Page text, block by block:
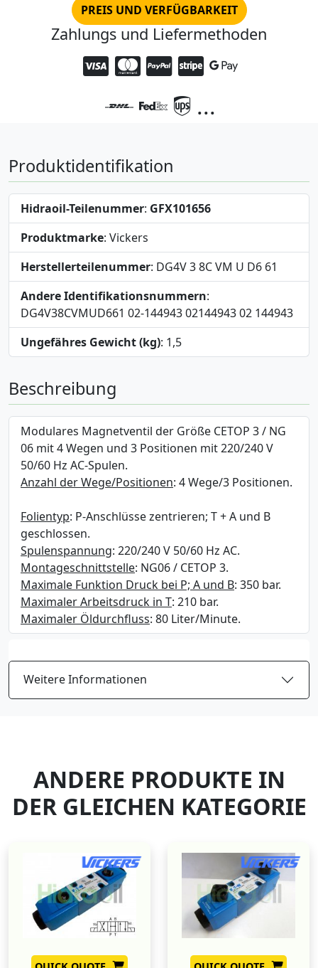
PREIS UND VERFÜGBARKEIT
Zahlungs und Liefermethoden
...
Produktidentifikation
Hidraoil-Teilenummer: GFX101656
Produktmarke: Vickers
Herstellerteilenummer: DG4V 3 8C VM U D6 61
Andere Identifikationsnummern:
DG4V38CVMUD661 02-144943 02144943 02 144943
Ungefähres Gewicht (kg): 1,5
Beschreibung
Modulares Magnetventil der Größe CETOP 3 / NG
06 mit 4 Wegen und 3 Positionen mit 220/240 V
50/60 Hz AC-Spulen.
Anzahl der Wege/Positionen: 4 Wege/3 Positionen.
Folientyp: P-Anschlüsse zentrieren; T + A und B
geschlossen.
Spulenspannung: 220/240 V 50/60 Hz AC.
Montageschnittstelle: NG06 / CETOP 3.
Maximale Funktion Druck bei P; A und B: 350 bar.
Maximaler Arbeitsdruck in T: 210 bar.
Maximaler Öldurchfluss: 80 Liter/Minute.
Weitere Informationen
ANDERE PRODUKTE IN
DER GLEICHEN KATEGORIE